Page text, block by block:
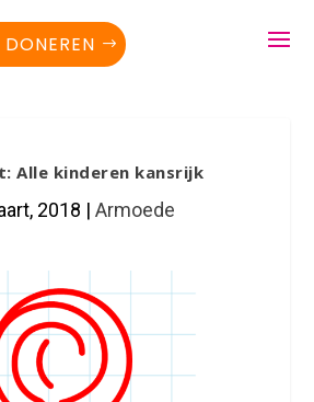
DONEREN
Alle kinderen kansrijk
2018 | Armoede